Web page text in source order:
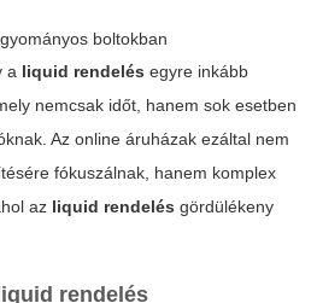
boltokban
a liquid rendelés egyre inkább
nemcsak időt, hanem sok esetben
Az online áruházak ezáltal nem
fókuszálnak, hanem komplex
az liquid rendelés gördülékeny
liquid rendelés